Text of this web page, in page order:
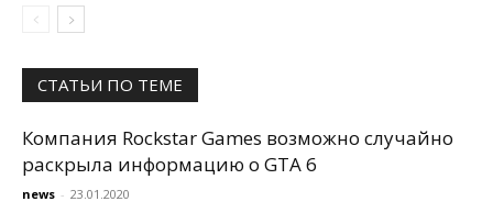
СТАТЬИ ПО ТЕМЕ
Компания Rockstar Games возможно случайно
раскрыла информацию о GTA 6
news - 23.01.2020